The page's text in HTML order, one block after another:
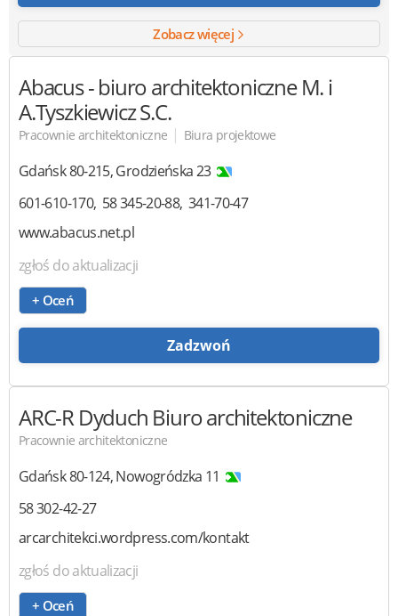
Zobacz więcej
Abacus - biuro architektoniczne M. i
A.Tyszkiewicz S.C.
Pracownie architektoniczne | Biura projektowe
Gdańsk80-215,Grodzieńska 23
601-610-170 58 345-20-88 341-70-47
www.abacus.net.pl
zgłoś do aktualizacji
+ Oceń
Zadzwoń
ARC-R Dyduch Biuro architektoniczne
Pracownie architektoniczne
Gdańsk80-124,Nowogródzka 11
58 302-42-27
arcarchitekci.wordpress.com/kontakt
zgłoś do aktualizacji
+ Oceń